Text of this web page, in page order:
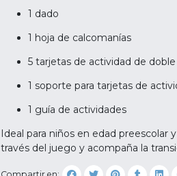
1 dado
1 hoja de calcomanías
5 tarjetas de actividad de doble
1 soporte para tarjetas de
1 guía de actividades
Ideal para niños en edad
través del juego y acompaña la